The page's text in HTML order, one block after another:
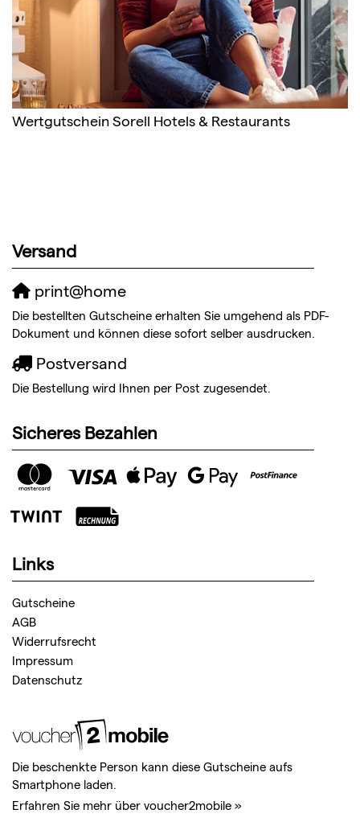
Wertgutschein Sorell Hotels & Restaurants
Versand
print@home
Die bestellten Gutscheine erhalten Sie umgehend als PDF-
Dokument und können diese sofort selber ausdrucken.
Postversand
Die Bestellung wird Ihnen per Post zugesendet.
Sicheres Bezahlen
Links
Gutscheine
AGB
Widerrufsrecht
Impressum
Datenschutz
Die beschenkte Person kann diese Gutscheine aufs
Smartphone laden.
Erfahren Sie mehr über voucher2mobile »